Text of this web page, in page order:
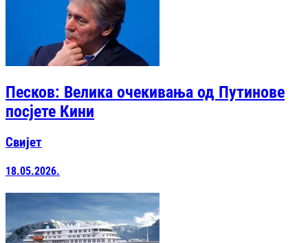
Песков: Велика очекивања од Путинове
посјете Кини
Свијет
18.05.2026.